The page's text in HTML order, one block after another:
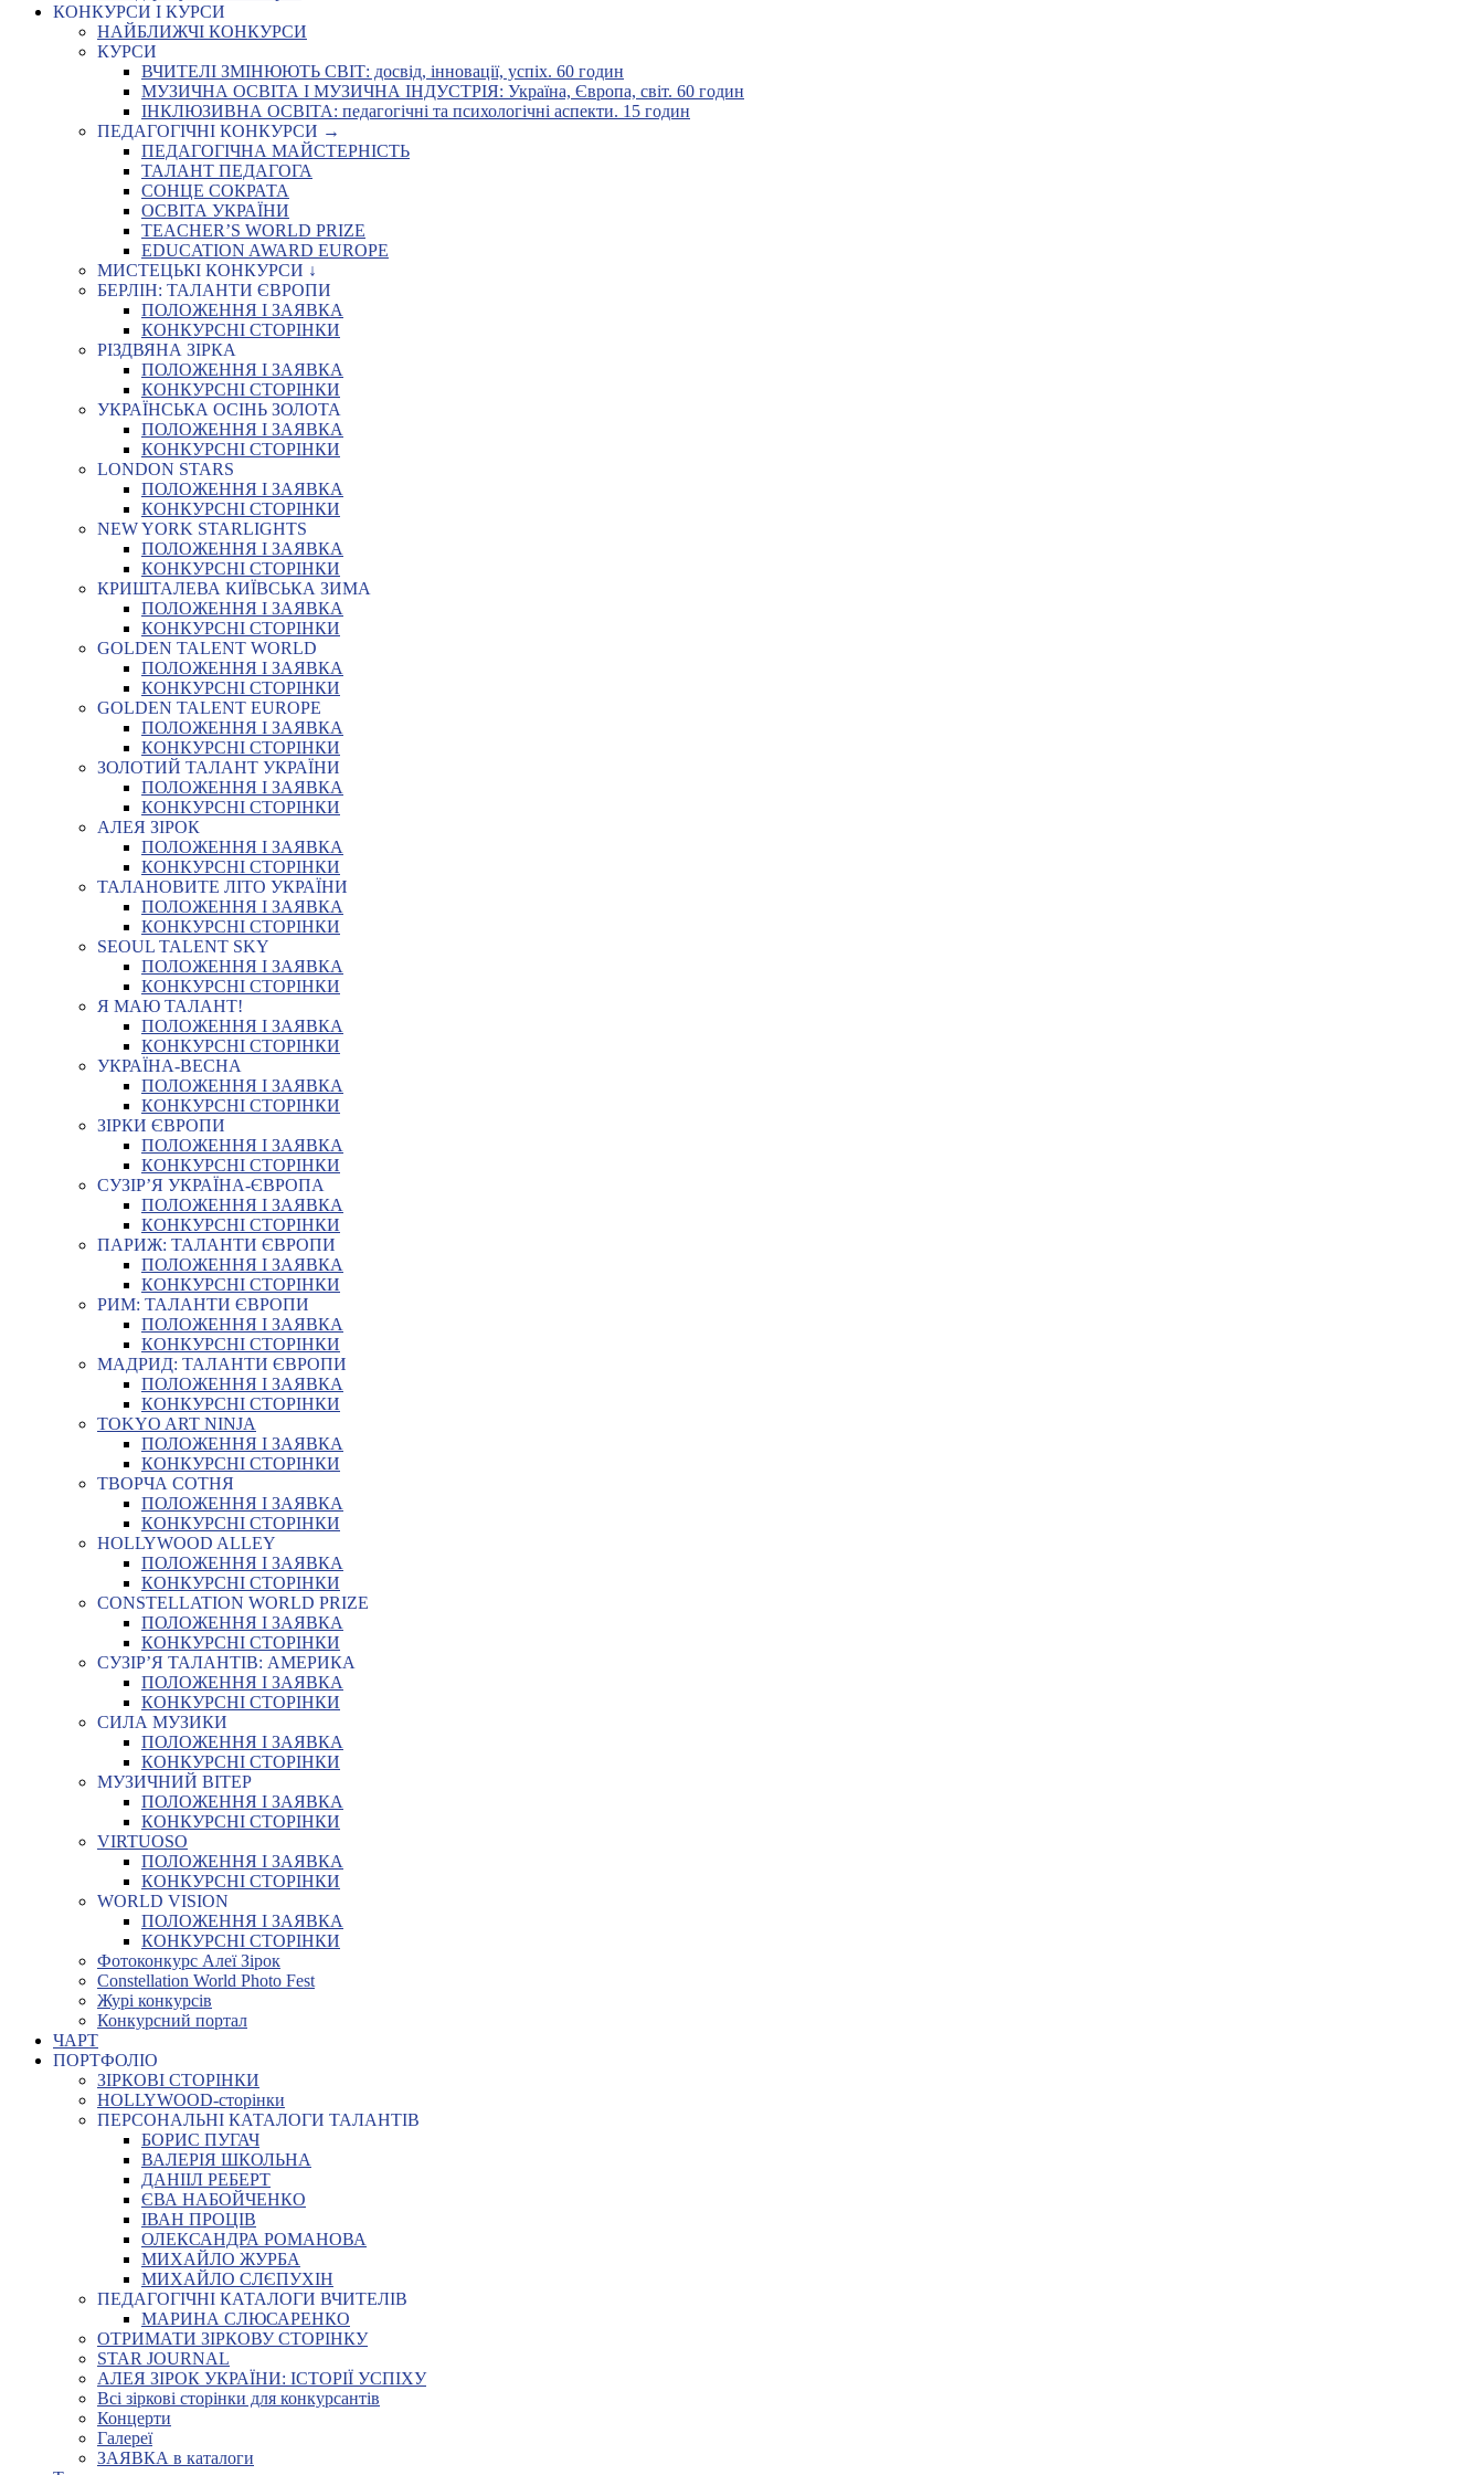
КОНКУРСИ І КУРСИ
НАЙБЛИЖЧІ КОНКУРСИ
КУРСИ
ВЧИТЕЛІ ЗМІНЮЮТЬ СВІТ: досвід, інновації, успіх. 60 годин
МУЗИЧНА ОСВІТА І МУЗИЧНА ІНДУСТРІЯ: Україна, Європа, світ. 60 годин
ІНКЛЮЗИВНА ОСВІТА: педагогічні та психологічні аспекти. 15 годин
ПЕДАГОГІЧНІ КОНКУРСИ →
ПЕДАГОГІЧНА МАЙСТЕРНІСТЬ
ТАЛАНТ ПЕДАГОГА
СОНЦЕ СОКРАТА
ОСВІТА УКРАЇНИ
TEACHER’S WORLD PRIZE
EDUCATION AWARD EUROPE
МИСТЕЦЬКІ КОНКУРСИ ↓
БЕРЛІН: ТАЛАНТИ ЄВРОПИ
ПОЛОЖЕННЯ І ЗАЯВКА
КОНКУРСНІ СТОРІНКИ
РІЗДВЯНА ЗІРКА
ПОЛОЖЕННЯ І ЗАЯВКА
КОНКУРСНІ СТОРІНКИ
УКРАЇНСЬКА ОСІНЬ ЗОЛОТА
ПОЛОЖЕННЯ І ЗАЯВКА
КОНКУРСНІ СТОРІНКИ
LONDON STARS
ПОЛОЖЕННЯ І ЗАЯВКА
КОНКУРСНІ СТОРІНКИ
NEW YORK STARLIGHTS
ПОЛОЖЕННЯ І ЗАЯВКА
КОНКУРСНІ СТОРІНКИ
КРИШТАЛЕВА КИЇВСЬКА ЗИМА
ПОЛОЖЕННЯ І ЗАЯВКА
КОНКУРСНІ СТОРІНКИ
GOLDEN TALENT WORLD
ПОЛОЖЕННЯ І ЗАЯВКА
КОНКУРСНІ СТОРІНКИ
GOLDEN TALENT EUROPE
ПОЛОЖЕННЯ І ЗАЯВКА
КОНКУРСНІ СТОРІНКИ
ЗОЛОТИЙ ТАЛАНТ УКРАЇНИ
ПОЛОЖЕННЯ І ЗАЯВКА
КОНКУРСНІ СТОРІНКИ
АЛЕЯ ЗІРОК
ПОЛОЖЕННЯ І ЗАЯВКА
КОНКУРСНІ СТОРІНКИ
ТАЛАНОВИТЕ ЛІТО УКРАЇНИ
ПОЛОЖЕННЯ І ЗАЯВКА
КОНКУРСНІ СТОРІНКИ
SEOUL TALENT SKY
ПОЛОЖЕННЯ І ЗАЯВКА
КОНКУРСНІ СТОРІНКИ
Я МАЮ ТАЛАНТ!
ПОЛОЖЕННЯ І ЗАЯВКА
КОНКУРСНІ СТОРІНКИ
УКРАЇНА-ВЕСНА
ПОЛОЖЕННЯ І ЗАЯВКА
КОНКУРСНІ СТОРІНКИ
ЗІРКИ ЄВРОПИ
ПОЛОЖЕННЯ І ЗАЯВКА
КОНКУРСНІ СТОРІНКИ
СУЗІР’Я УКРАЇНА-ЄВРОПА
ПОЛОЖЕННЯ І ЗАЯВКА
КОНКУРСНІ СТОРІНКИ
ПАРИЖ: ТАЛАНТИ ЄВРОПИ
ПОЛОЖЕННЯ І ЗАЯВКА
КОНКУРСНІ СТОРІНКИ
РИМ: ТАЛАНТИ ЄВРОПИ
ПОЛОЖЕННЯ І ЗАЯВКА
КОНКУРСНІ СТОРІНКИ
МАДРИД: ТАЛАНТИ ЄВРОПИ
ПОЛОЖЕННЯ І ЗАЯВКА
КОНКУРСНІ СТОРІНКИ
TOKYO ART NINJA
ПОЛОЖЕННЯ І ЗАЯВКА
КОНКУРСНІ СТОРІНКИ
ТВОРЧА СОТНЯ
ПОЛОЖЕННЯ І ЗАЯВКА
КОНКУРСНІ СТОРІНКИ
HOLLYWOOD ALLEY
ПОЛОЖЕННЯ І ЗАЯВКА
КОНКУРСНІ СТОРІНКИ
CONSTELLATION WORLD PRIZE
ПОЛОЖЕННЯ І ЗАЯВКА
КОНКУРСНІ СТОРІНКИ
СУЗІР’Я ТАЛАНТІВ: АМЕРИКА
ПОЛОЖЕННЯ І ЗАЯВКА
КОНКУРСНІ СТОРІНКИ
СИЛА МУЗИКИ
ПОЛОЖЕННЯ І ЗАЯВКА
КОНКУРСНІ СТОРІНКИ
МУЗИЧНИЙ ВІТЕР
ПОЛОЖЕННЯ І ЗАЯВКА
КОНКУРСНІ СТОРІНКИ
VIRTUOSO
ПОЛОЖЕННЯ І ЗАЯВКА
КОНКУРСНІ СТОРІНКИ
WORLD VISION
ПОЛОЖЕННЯ І ЗАЯВКА
КОНКУРСНІ СТОРІНКИ
Фотоконкурс Алеї Зірок
Constellation World Photo Fest
Журі конкурсів
Конкурсний портал
ЧАРТ
ПОРТФОЛІО
ЗІРКОВІ СТОРІНКИ
HOLLYWOOD-сторінки
ПЕРСОНАЛЬНІ КАТАЛОГИ ТАЛАНТІВ
БОРИС ПУГАЧ
ВАЛЕРІЯ ШКОЛЬНА
ДАНІІЛ РЕБЕРТ
ЄВА НАБОЙЧЕНКО
ІВАН ПРОЦІВ
ОЛЕКСАНДРА РОМАНОВА
МИХАЙЛО ЖУРБА
МИХАЙЛО СЛЄПУХІН
ПЕДАГОГІЧНІ КАТАЛОГИ ВЧИТЕЛІВ
МАРИНА СЛЮСАРЕНКО
ОТРИМАТИ ЗІРКОВУ СТОРІНКУ
STAR JOURNAL
АЛЕЯ ЗІРОК УКРАЇНИ: ІСТОРІЇ УСПІХУ
Всі зіркові сторінки для конкурсантів
Концерти
Галереї
ЗАЯВКА в каталоги